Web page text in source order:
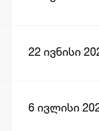
22 ივნისი
6 ივლისი